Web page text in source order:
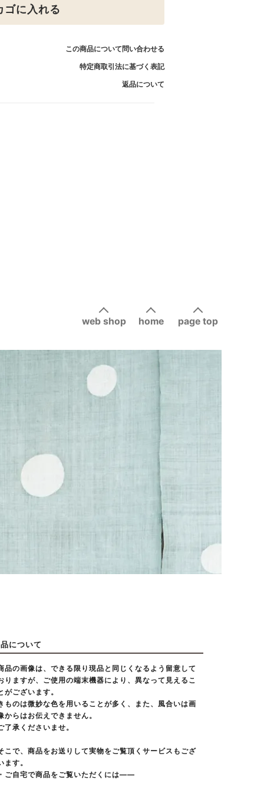
ゴに入れる
この商品について問い合わせる
特定商取引法に基づく表記
返品について
page top
home
web shop
について
品の画像は、できる限り現品と同じくなるよう留意して
りますが、ご使用の端末機器により、異なって見えるこ
がございます。
ものは微妙な色を用いることが多く、また、風合いは画
からはお伝えできません。
了承くださいませ。
こで、商品をお送りして実物をご覧頂くサービスもござ
ます。
ご自宅で商品をご覧いただくには――